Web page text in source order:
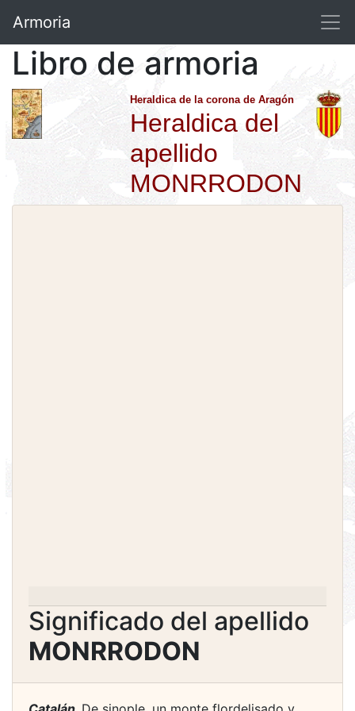
Armoria
Libro de armoria
Heraldica de la corona de Aragón
Heraldica del
apellido
MONRRODON
Significado del apellido
MONRRODON